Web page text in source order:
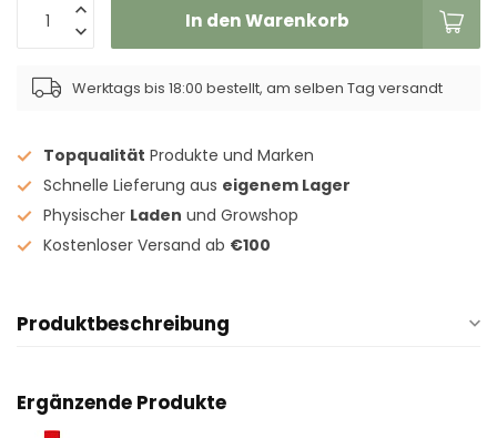
In den Warenkorb
Werktags bis 18:00 bestellt, am selben Tag versandt
Topqualität Produkte und Marken
Schnelle Lieferung aus eigenem Lager
Physischer Laden und Growshop
Kostenloser Versand ab €100
Produktbeschreibung
Ergänzende Produkte